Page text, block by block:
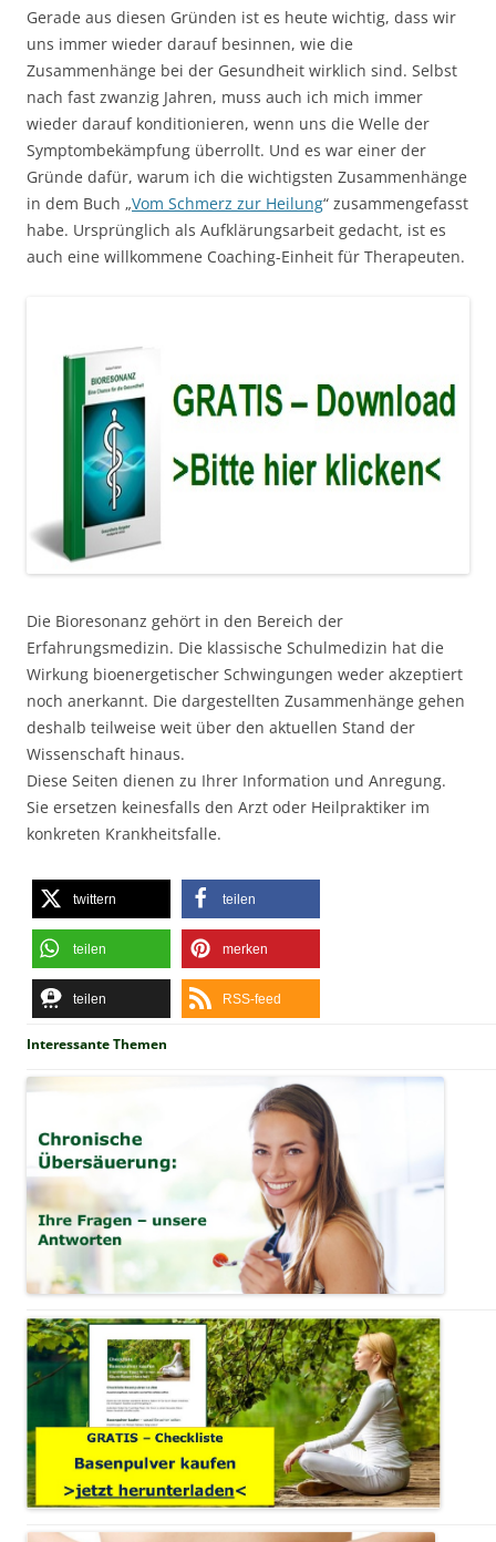
Gerade aus diesen Gründen ist es heute wichtig, dass wir
uns immer wieder darauf besinnen, wie die
Zusammenhänge bei der Gesundheit wirklich sind. Selbst
nach fast zwanzig Jahren, muss auch ich mich immer
wieder darauf konditionieren, wenn uns die Welle der
Symptombekämpfung überrollt. Und es war einer der
Gründe dafür, warum ich die wichtigsten Zusammenhänge
in dem Buch „Vom Schmerz zur Heilung“ zusammengefasst
habe. Ursprünglich als Aufklärungsarbeit gedacht, ist es
auch eine willkommene Coaching-Einheit für Therapeuten.
Die Bioresonanz gehört in den Bereich der
Erfahrungsmedizin. Die klassische Schulmedizin hat die
Wirkung bioenergetischer Schwingungen weder akzeptiert
noch anerkannt. Die dargestellten Zusammenhänge gehen
deshalb teilweise weit über den aktuellen Stand der
Wissenschaft hinaus.
Diese Seiten dienen zu Ihrer Information und Anregung.
Sie ersetzen keinesfalls den Arzt oder Heilpraktiker im
konkreten Krankheitsfalle.
twittern teilen
teilen merken
teilen RSS-feed
Interessante Themen